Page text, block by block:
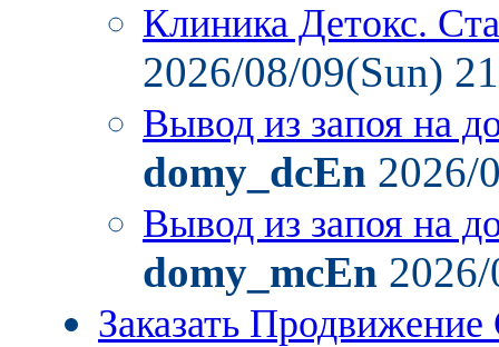
Клиника Детокс.
2026/08/09(Sun)
Вывод из запоя на
domy_dcEn 2026/
Вывод из запоя на
domy_mcEn
Заказать